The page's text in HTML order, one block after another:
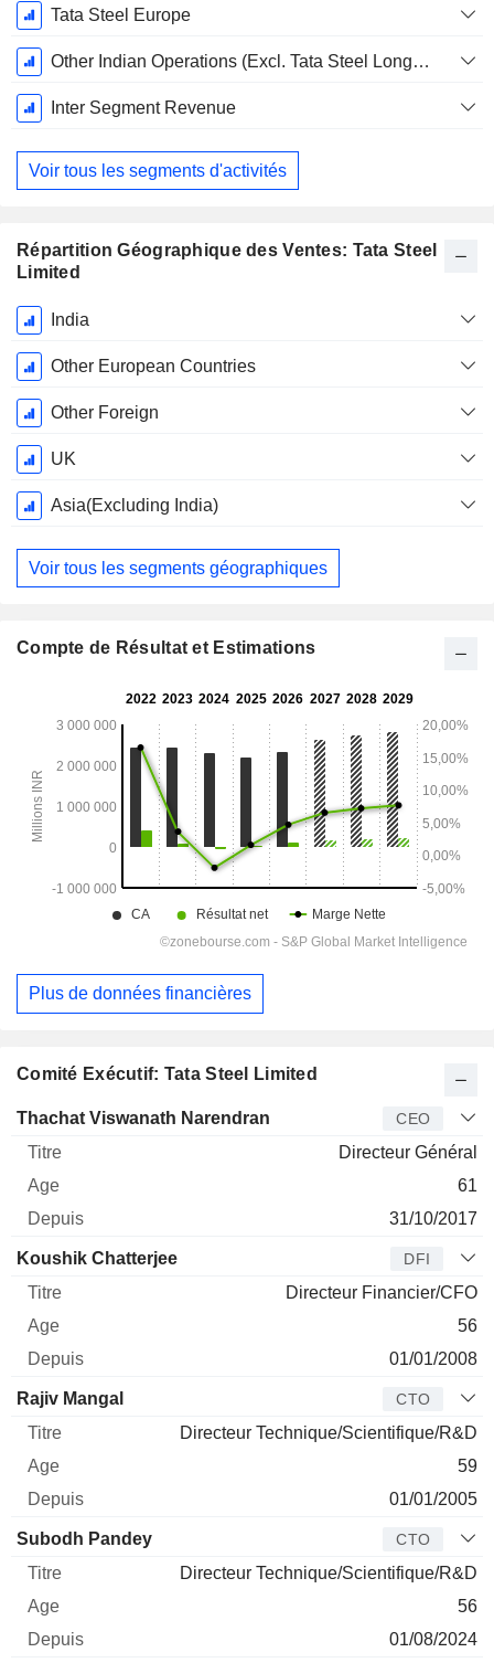
Tata Steel Europe
Other Indian Operations (Excl. Tata Steel Long Products)
Inter Segment Revenue
Voir tous les segments d'activités
Répartition Géographique des Ventes: Tata Steel
Limited
Période
Fiscale:
Mars
India
Other European Countries
Other Foreign
UK
Asia(Excluding India)
Voir tous les segments géographiques
Comité Exécutif: Tata Steel Limited
Dirigeant Titre Age Depuis
Thachat Viswanath Narendran CEO
Directeur Général
61
31/10/2017
Koushik Chatterjee DFI
Directeur Financier/CFO
56
01/01/2008
Rajiv Mangal CTO
Directeur Technique/Scientifique/R&D
59
01/01/2005
Subodh Pandey CTO
Directeur Technique/Scientifique/R&D
56
01/08/2024
Compte de Résultat et Estimations
Plus de données financières